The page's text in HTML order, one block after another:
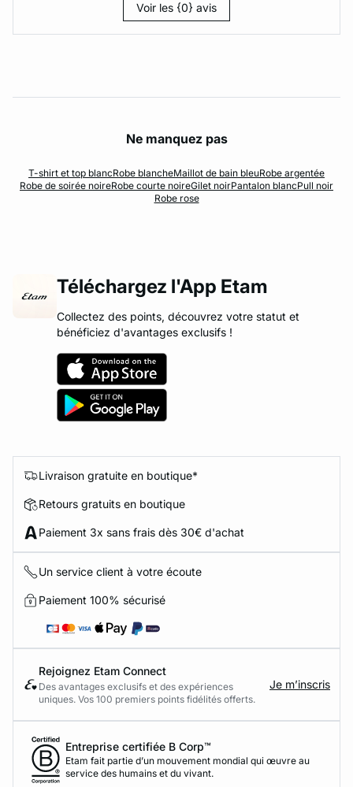
Voir les {0} avis
Ne manquez pas
T-shirt et top blancRobe blancheMaillot de bain bleuRobe argentée
Robe de soirée noireRobe courte noireGilet noirPantalon blancPull noir
Robe rose
Téléchargez l'App Etam
Collectez des points, découvrez votre statut et
bénéficiez d'avantages exclusifs !
Livraison gratuite en boutique*
Retours gratuits en boutique
Paiement 3x sans frais dès 30€ d'achat
Un service client à votre écoute
Paiement 100% sécurisé
Rejoignez Etam Connect
Des avantages exclusifs et des expériences
uniques. Vos 100 premiers points fidélités offerts.
Je m’inscris
Entreprise certifiée B Corp™
Etam fait partie d’un mouvement mondial qui œuvre au
service des humains et du vivant.